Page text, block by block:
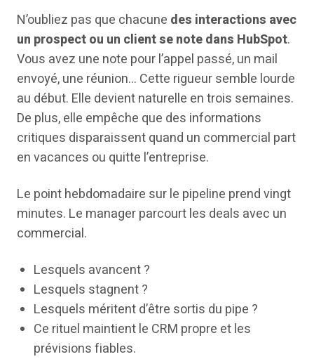
N’oubliez pas que chacune des interactions avec
un prospect ou un client se note dans HubSpot.
Vous avez une note pour l’appel passé, un mail
envoyé, une réunion… Cette rigueur semble lourde
au début. Elle devient naturelle en trois semaines.
De plus, elle empêche que des informations
critiques disparaissent quand un commercial part
en vacances ou quitte l’entreprise.
Le point hebdomadaire sur le pipeline prend vingt
minutes. Le manager parcourt les deals avec un
commercial.
Lesquels avancent ?
Lesquels stagnent ?
Lesquels méritent d’être sortis du pipe ?
Ce rituel maintient le CRM propre et les
prévisions fiables.